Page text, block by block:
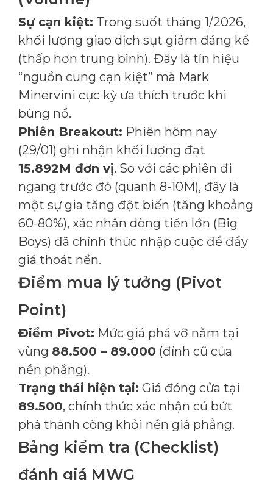
Sự cạn kiệt: Trong suốt tháng 1/2026,
khối lượng giao dịch sụt giảm đáng kể
(thấp hơn trung bình). Đây là tín hiệu
“nguồn cung cạn kiệt” mà Mark
Minervini cực kỳ ưa thích trước khi
bùng nổ.
Phiên Breakout: Phiên hôm nay
(29/01) ghi nhận khối lượng đạt
15.892M đơn vị. So với các phiên đi
ngang trước đó (quanh 8-10M), đây là
một sự gia tăng đột biến (tăng khoảng
60-80%), xác nhận dòng tiền lớn (Big
Boys) đã chính thức nhập cuộc để đẩy
giá thoát nền.
Điểm mua lý tưởng (Pivot
Point)
Điểm Pivot: Mức giá phá vỡ nằm tại
vùng 88.500 – 89.000 (đỉnh cũ của
nền phẳng).
Trạng thái hiện tại: Giá đóng cửa tại
89.500, chính thức xác nhận cú bứt
phá thành công khỏi nền giá phẳng.
Bảng kiểm tra (Checklist)
đánh giá MWG